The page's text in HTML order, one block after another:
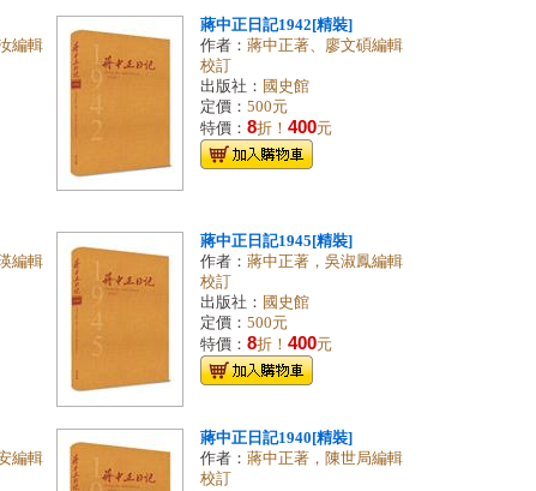
編輯
蔣中正日記1942[精裝]
作者： 蔣中正著、廖文碩編輯
校訂
出版社： 國史館
定價： 500元
特價： 8折！ 400元
編輯
蔣中正日記1945[精裝]
作者： 蔣中正著，吳淑鳳編輯
校訂
出版社： 國史館
定價： 500元
特價： 8折！ 400元
編輯
蔣中正日記1940[精裝]
作者： 蔣中正著，陳世局編輯
校訂